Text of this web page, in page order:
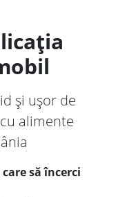
și ușor de
alimente
să încerci